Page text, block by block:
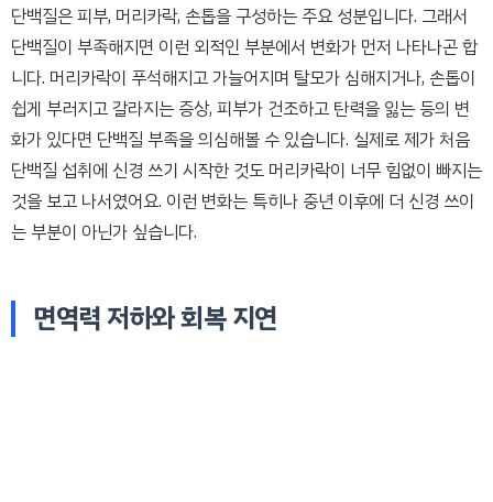
단백질은 피부, 머리카락, 손톱을 구성하는 주요 성분입니다. 그래서
단백질이 부족해지면 이런 외적인 부분에서 변화가 먼저 나타나곤 합
니다. 머리카락이 푸석해지고 가늘어지며 탈모가 심해지거나, 손톱이
쉽게 부러지고 갈라지는 증상, 피부가 건조하고 탄력을 잃는 등의 변
화가 있다면 단백질 부족을 의심해볼 수 있습니다. 실제로 제가 처음
단백질 섭취에 신경 쓰기 시작한 것도 머리카락이 너무 힘없이 빠지는
것을 보고 나서였어요. 이런 변화는 특히나 중년 이후에 더 신경 쓰이
는 부분이 아닌가 싶습니다.
면역력 저하와 회복 지연